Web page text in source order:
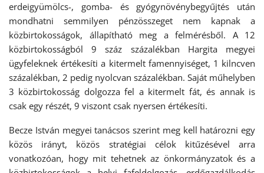
erdeigyümölcs-, gomba- és gyógynövénybegyűjtés után
mondhatni semmilyen pénzösszeget nem kapnak a
közbirtokosságok, állapítható meg a felmérésből. A 12
közbirtokosságból 9 száz százalékban Hargita megyei
ügyfeleknek értékesíti a kitermelt famennyiséget, 1 kilncven
százalékban, 2 pedig nyolcvan százalékban. Saját műhelyben
3 közbirtokosság dolgozza fel a kitermelt fát, és annak is
csak egy részét, 9 viszont csak nyersen értékesíti.
Becze István megyei tanácsos szerint meg kell határozni egy
közös irányt, közös stratégiai célok kitűzésével arra
vonatkozóan, hogy mit tehetnek az önkormányzatok és a